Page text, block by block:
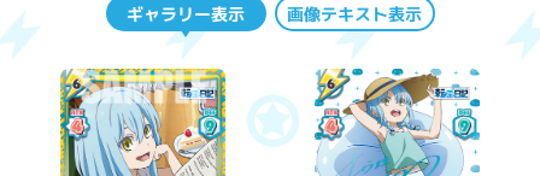
ギャラリー表示 画像テキスト表示